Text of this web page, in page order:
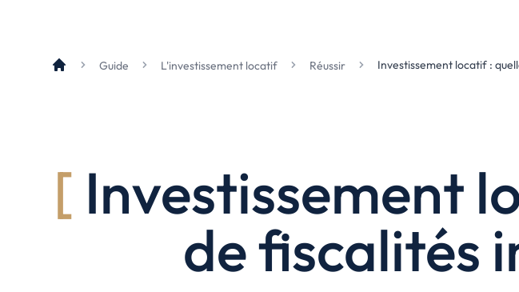
Toutes les villes→
Guide L'investissement locatif Réussir Investissement locatif :
Investissement
de fiscalités